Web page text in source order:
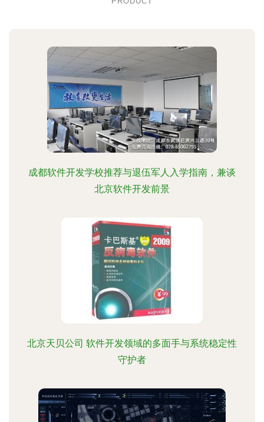
成都软件开发学校推荐与退伍军人入学指南，兼谈
北京软件开发前景
北京天贝公司 软件开发领域的多面手与系统稳定性
守护者